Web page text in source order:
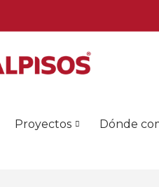
Proyectos Dónde